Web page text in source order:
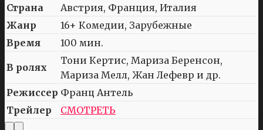
Страна
Австрия, Франция, Италия
Жанр
16+ Комедии, Зарубежные
Время
100 мин.
В ролях
Тони Кертис, Мариза Беренсон,
Мариза Мелл, Жан Лефевр и др.
Режиссер Франц Антель
Трейлер
СМОТРЕТЬ